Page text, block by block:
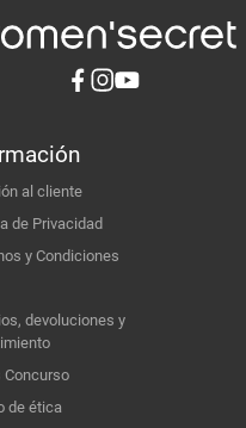
al cliente
de Privacidad
y Condiciones
devoluciones y
Concurso
de ética